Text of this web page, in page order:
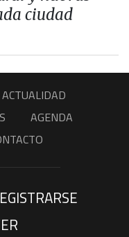
ciudad
ACTUALIDAD
AGENDA